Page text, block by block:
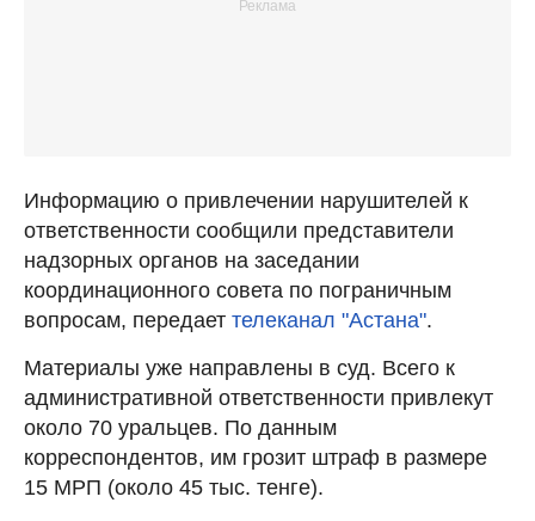
Информацию о привлечении нарушителей к
ответственности сообщили представители
надзорных органов на заседании
координационного совета по пограничным
вопросам, передает телеканал "Астана".
Материалы уже направлены в суд. Всего к
административной ответственности привлекут
около 70 уральцев. По данным
корреспондентов, им грозит штраф в размере
15 МРП (около 45 тыс. тенге).